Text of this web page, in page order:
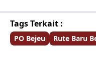
Tags Terkait :
PO Bejeu Rute Baru